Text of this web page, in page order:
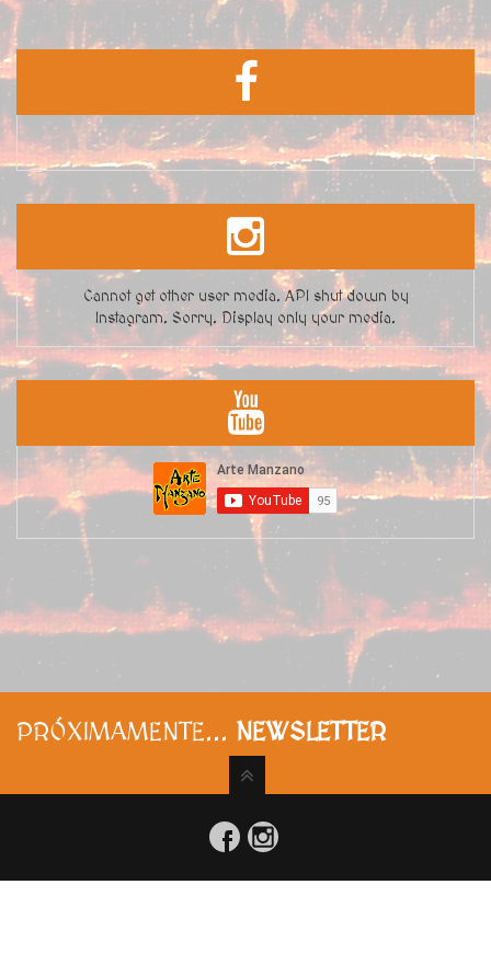
Cannot get other user media. API shut down by
Instagram. Sorry. Display only your media.
PRÓXIMAMENTE... NEWSLETTER